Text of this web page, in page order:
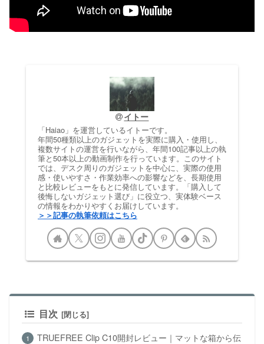
イトー
「Haiao」を運営しているイトーです。
年間50種類以上のガジェットを実際に購入・使用し、
複数サイトの運営を行いながら、年間100記事以上の執
筆と50本以上の動画制作を行っています。このサイト
では、デスク周りのガジェットを中心に、実際の使用
感・使いやすさ・作業効率への影響などを、長期使用
と比較レビューをもとに発信しています。「購入して
後悔しないガジェット選び」に役立つ、実体験ベース
の情報をわかりやすくお届けしています。
＞＞記事の執筆依頼はこちら
目次
TRUEFREE Clip C10開封レビュー｜マットな箱から伝